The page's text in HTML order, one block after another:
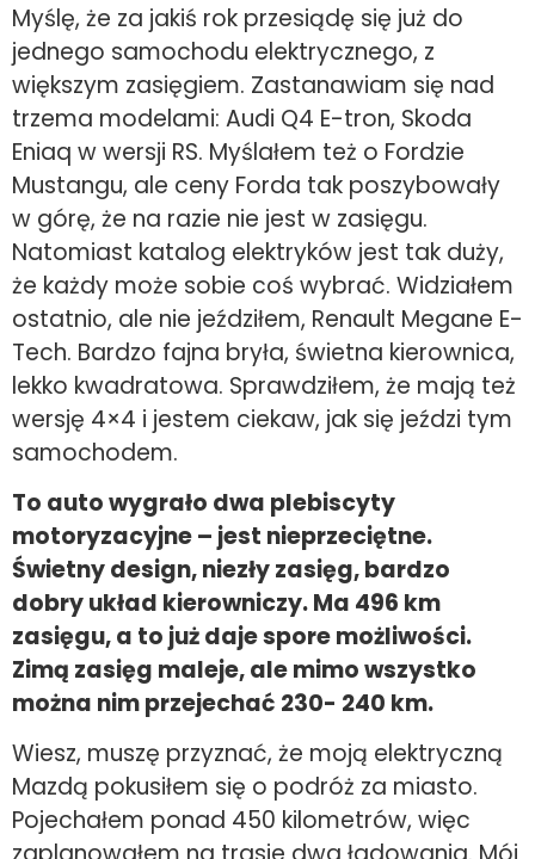
Myślę, że za jakiś rok przesiądę się już do
jednego samochodu elektrycznego, z
większym zasięgiem. Zastanawiam się nad
trzema modelami: Audi Q4 E-tron, Skoda
Eniaq w wersji RS. Myślałem też o Fordzie
Mustangu, ale ceny Forda tak poszybowały
w górę, że na razie nie jest w zasięgu.
Natomiast katalog elektryków jest tak duży,
że każdy może sobie coś wybrać. Widziałem
ostatnio, ale nie jeździłem, Renault Megane E-
Tech. Bardzo fajna bryła, świetna kierownica,
lekko kwadratowa. Sprawdziłem, że mają też
wersję 4×4 i jestem ciekaw, jak się jeździ tym
samochodem.
To auto wygrało dwa plebiscyty
motoryzacyjne – jest nieprzeciętne.
Świetny design, niezły zasięg, bardzo
dobry układ kierowniczy. Ma 496 km
zasięgu, a to już daje spore możliwości.
Zimą zasięg maleje, ale mimo wszystko
można nim przejechać 230- 240 km.
Wiesz, muszę przyznać, że moją elektryczną
Mazdą pokusiłem się o podróż za miasto.
Pojechałem ponad 450 kilometrów, więc